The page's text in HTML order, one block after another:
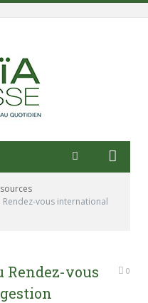
vous international
Rendez-vous
0